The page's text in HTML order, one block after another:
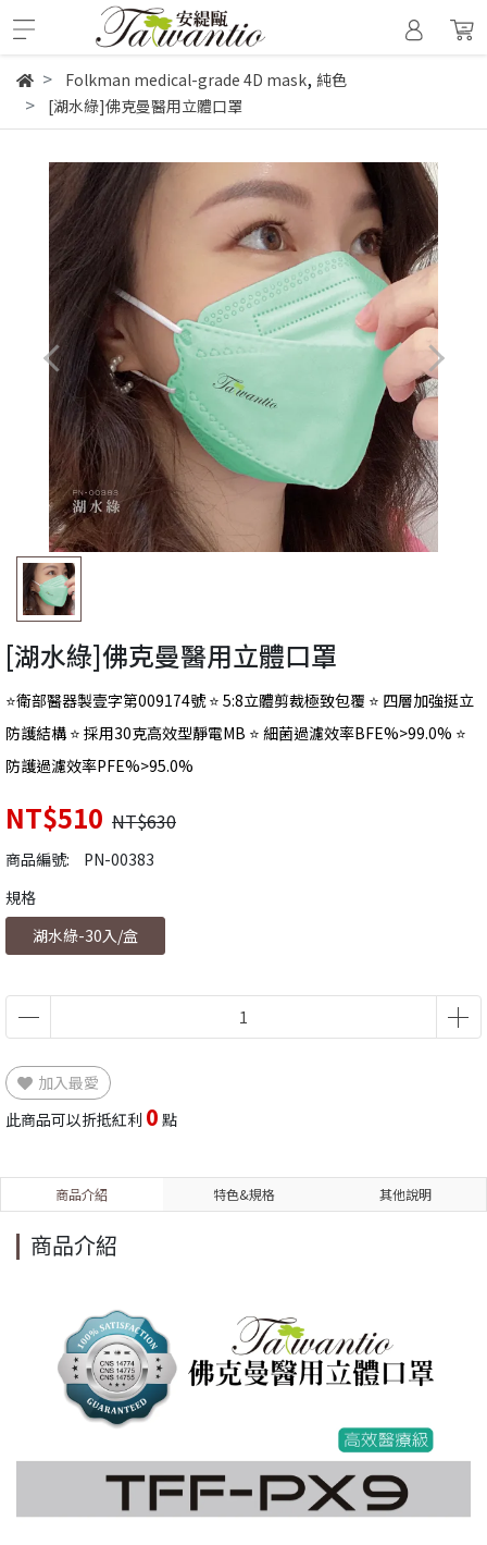
Folkman medical-grade 4D mask, 純色
[湖水綠]佛克曼醫用立體口罩
[湖水綠]佛克曼醫用立體口罩
⭐衛部醫器製壹字第009174號 ⭐ 5:8立體剪裁極致包覆 ⭐ 四層加強挺立
防護結構 ⭐ 採用30克高效型靜電MB ⭐ 細菌過濾效率BFE%>99.0% ⭐
防護過濾效率PFE%>95.0%
NT$510 NT$630
商品編號:
PN-00383
規格
湖水綠-30入/盒
加入最愛
此商品可以折抵紅利 0 點
商品介紹 特色&規格 其他說明
商品介紹